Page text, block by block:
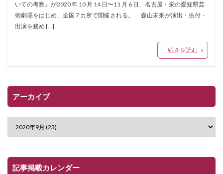
いての考察』が2020 年 10 月 14 日〜11 月 6 日、名古屋・栄の愛知県芸
術劇場をはじめ、全国 7 カ所で開催される。 森山未來が演出・振付・
出演を務め […]
続きを読む
アーカイブ
記事掲載カレンダー